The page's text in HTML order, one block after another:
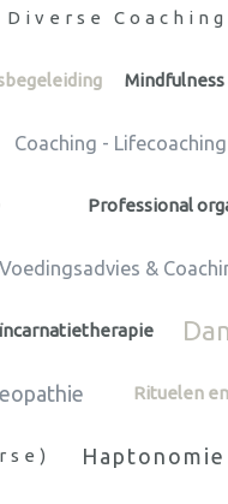
Coaching
Mindfulness
Coaching - Lifecoaching
Professional
Voedingsadvies &
Rituelen